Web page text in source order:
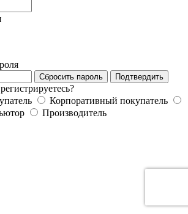
Сбросить пароль Подтвердить
Корпоративный покупатель
Производитель